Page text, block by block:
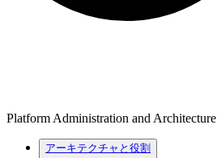
Platform Administration and Architecture
アーキテクチャと役割